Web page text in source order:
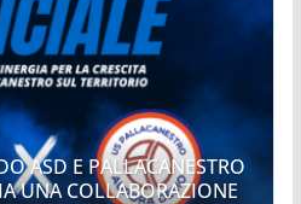
ASD E PALLACANESTRO
UNA COLLABORAZIONE